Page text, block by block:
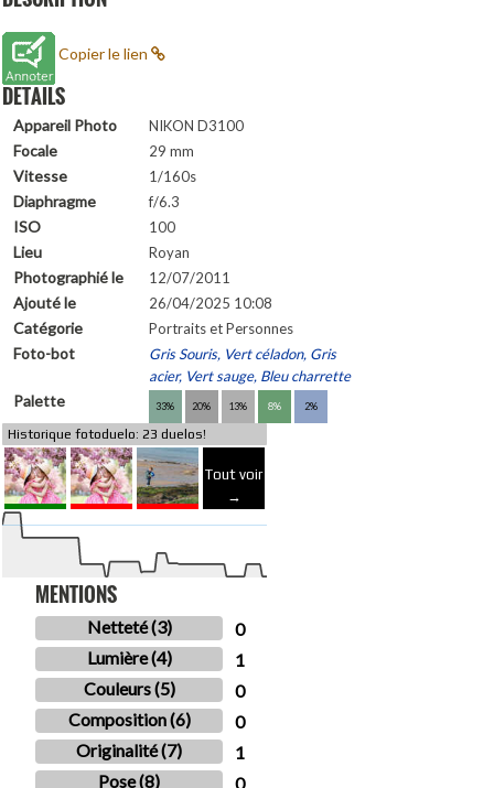
Copier le lien
DETAILS
Appareil Photo NIKON D3100
Focale 29 mm
Vitesse 1/160s
Diaphragme f/6.3
ISO 100
Lieu Royan
Photographié le 12/07/2011
Ajouté le 26/04/2025 10:08
Catégorie Portraits et Personnes
Foto-bot
Gris Souris, Vert céladon, Gris
acier, Vert sauge, Bleu charrette
Palette 33% 20% 13% 8% 2%
Historique fotoduelo: 23 duelos!
Tout voir
→
MENTIONS
Netteté (3)
0
Lumière (4)
1
Couleurs (5)
0
Composition (6)
0
Originalité (7)
1
Pose (8)
0